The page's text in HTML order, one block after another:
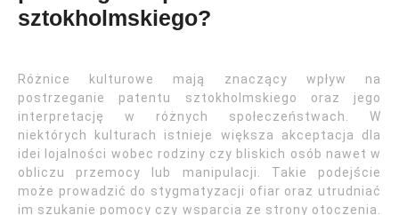
sztokholmskiego?
Różnice kulturowe mają znaczący wpływ na
postrzeganie patentu sztokholmskiego oraz jego
interpretację w różnych społeczeństwach. W
niektórych kulturach istnieje większa akceptacja dla
idei lojalności wobec rodziny czy bliskich osób nawet w
obliczu przemocy lub manipulacji. Takie podejście
może prowadzić do stygmatyzacji ofiar oraz utrudniać
im szukanie pomocy czy wsparcia ze strony otoczenia.